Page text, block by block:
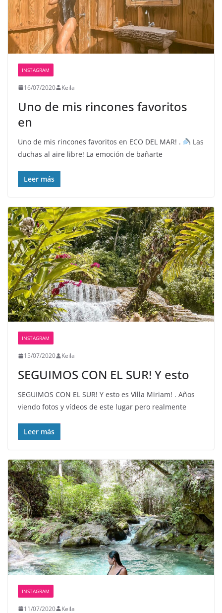
INSTAGRAM
16/07/2020 Keila
Uno de mis rincones favoritos
en
Uno de mis rincones favoritos en ECO DEL MAR! .
Las
duchas al aire libre! La emoción de bañarte
Leer más
INSTAGRAM
15/07/2020 Keila
SEGUIMOS CON EL SUR! Y esto
SEGUIMOS CON EL SUR! Y esto es Villa Miriam! . Años
viendo fotos y vídeos de este lugar pero realmente
Leer más
INSTAGRAM
11/07/2020 Keila